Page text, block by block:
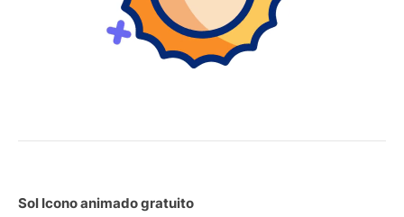
Sol Icono animado gratuito